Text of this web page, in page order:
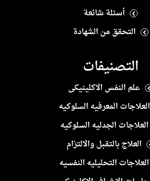
أسئلة شائعة
التحقق من الشهادة
التصنيفات
علم النفس الاكلينيكى
العلاجات المعرفيه السلوكيه
العلاجات الجدليه السلوكيه
العلاج بالتقبل والالتزام
العلاجات التحليليه النفسيه